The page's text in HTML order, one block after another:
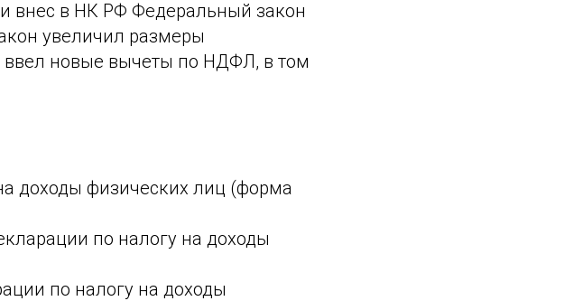
внес в НК РФ Федеральный закон
увеличил размеры
ввел новые вычеты по НДФЛ, в том
доходы физических лиц ‎(форма
по налогу на доходы
по налогу на доходы